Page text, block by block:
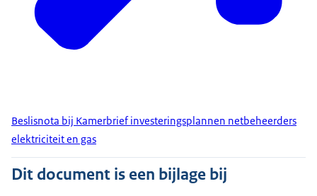
Beslisnota bij Kamerbrief investeringsplannen netbeheerders
elektriciteit en gas
Dit document is een bijlage bij